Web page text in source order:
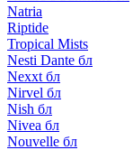
Natria
Riptide
Tropical Mists
Nesti Dante бл
Nexxt бл
Nirvel бл
Nish бл
Nivea бл
Nouvelle бл